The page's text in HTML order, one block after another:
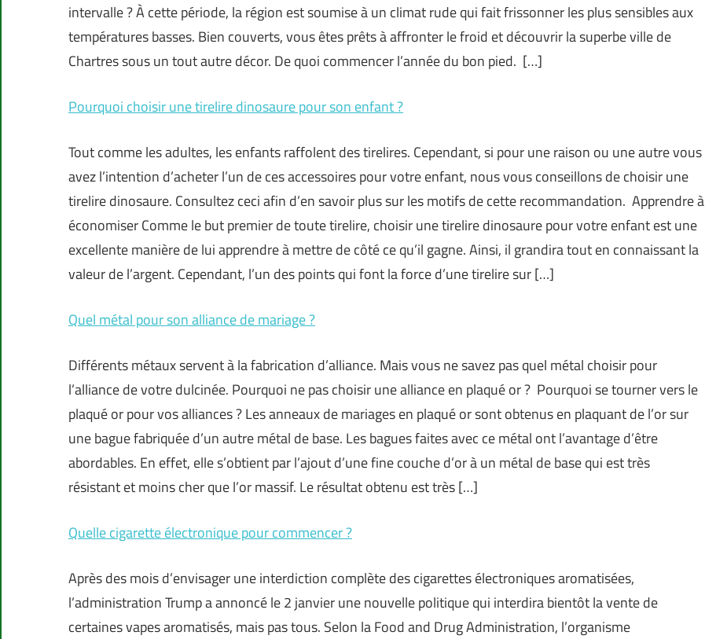
intervalle ? À cette période, la région est soumise à un climat rude qui fait frissonner les plus sensibles aux
températures basses. Bien couverts, vous êtes prêts à affronter le froid et découvrir la superbe ville de
Chartres sous un tout autre décor. De quoi commencer l’année du bon pied. […]
Pourquoi choisir une tirelire dinosaure pour son enfant ?
Tout comme les adultes, les enfants raffolent des tirelires. Cependant, si pour une raison ou une autre vous
avez l’intention d’acheter l’un de ces accessoires pour votre enfant, nous vous conseillons de choisir une
tirelire dinosaure. Consultez ceci afin d’en savoir plus sur les motifs de cette recommandation. Apprendre à
économiser Comme le but premier de toute tirelire, choisir une tirelire dinosaure pour votre enfant est une
excellente manière de lui apprendre à mettre de côté ce qu’il gagne. Ainsi, il grandira tout en connaissant la
valeur de l’argent. Cependant, l’un des points qui font la force d’une tirelire sur […]
Quel métal pour son alliance de mariage ?
Différents métaux servent à la fabrication d’alliance. Mais vous ne savez pas quel métal choisir pour
l’alliance de votre dulcinée. Pourquoi ne pas choisir une alliance en plaqué or ? Pourquoi se tourner vers le
plaqué or pour vos alliances ? Les anneaux de mariages en plaqué or sont obtenus en plaquant de l’or sur
une bague fabriquée d’un autre métal de base. Les bagues faites avec ce métal ont l’avantage d’être
abordables. En effet, elle s’obtient par l’ajout d’une fine couche d’or à un métal de base qui est très
résistant et moins cher que l’or massif. Le résultat obtenu est très […]
Quelle cigarette électronique pour commencer ?
Après des mois d’envisager une interdiction complète des cigarettes électroniques aromatisées,
l’administration Trump a annoncé le 2 janvier une nouvelle politique qui interdira bientôt la vente de
certaines vapes aromatisés, mais pas tous. Selon la Food and Drug Administration, l’organisme